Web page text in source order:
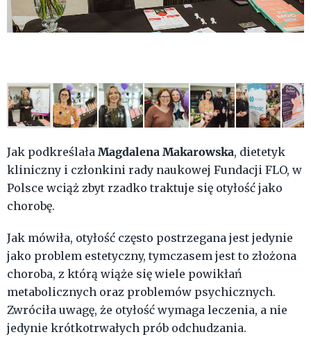
Jak podkreślała Magdalena Makarowska, dietetyk
kliniczny i członkini rady naukowej Fundacji FLO, w
Polsce wciąż zbyt rzadko traktuje się otyłość jako
chorobę.
Jak mówiła, otyłość często postrzegana jest jedynie
jako problem estetyczny, tymczasem jest to złożona
choroba, z którą wiąże się wiele powikłań
metabolicznych oraz problemów psychicznych.
Zwróciła uwagę, że otyłość wymaga leczenia, a nie
jedynie krótkotrwałych prób odchudzania.